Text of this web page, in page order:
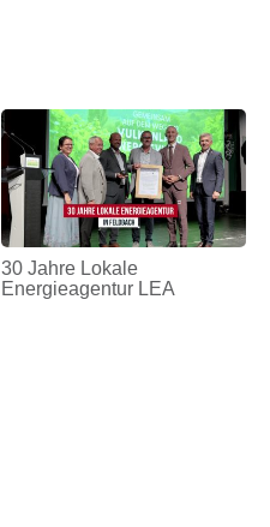
30 Jahre Lokale
Energieagentur LEA